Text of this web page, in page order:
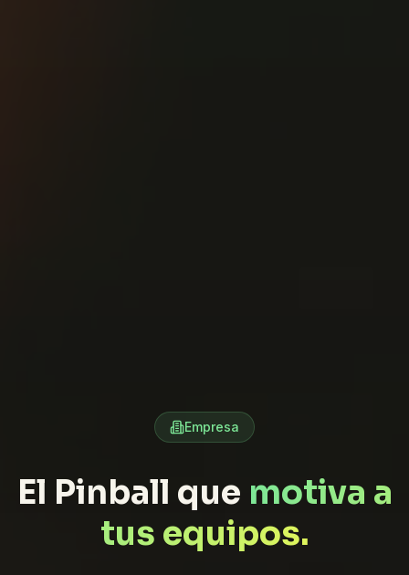
Empresa
El Pinball que motiva a
tus equipos.